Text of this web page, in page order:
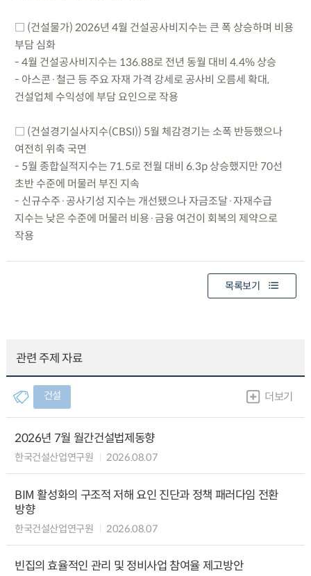
□ (건설물가) 2026년 4월 건설공사비지수는 큰 폭 상승하며 비용
부담 심화
- 4월 건설공사비지수는 136.88로 전년 동월 대비 4.4% 상승
- 아스콘·철근 등 주요 자재 가격 강세로 공사비 오름세 확대,
건설업체 수익성에 부담 요인으로 작용
□ (건설경기실사지수(CBSI)) 5월 체감경기는 소폭 반등했으나
여전히 위축 국면
- 5월 종합실적지수는 71.5로 전월 대비 6.3p 상승했지만 70선
초반 수준에 머물러 부진 지속
- 신규수주·공사기성 지수는 개선됐으나 자금조달·자재수급
지수는 낮은 수준에 머물러 비용·금융 여건이 회복의 제약으로
작용
목록보기
관련 주제 자료
건설 더보기
2026년 7월 월간건설법제동향
한국건설산업연구원 2026.08.07
BIM 활성화의 구조적 저해 요인 진단과 정책 패러다임 전환
방향
한국건설산업연구원 2026.08.07
빈집의 효율적인 관리 및 정비사업 참여율 제고방안